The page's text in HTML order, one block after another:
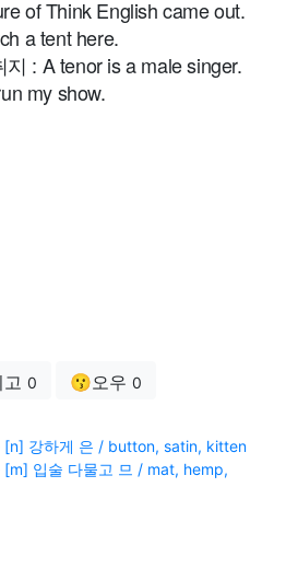
of Think English came out.
a tent here.
: A tenor is a male singer.
my show.
0 😗오우 0
[n] 강하게 은 / button, satin, kitten
입술 다물고 므 / mat, hemp,